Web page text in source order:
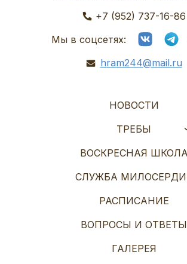
+7 (952) 737-16-86
Мы в соцсетях:
hram244@mail.ru
НОВОСТИ
ТРЕБЫ
ВОСКРЕСНАЯ ШКОЛА
СЛУЖБА
РАСПИСАНИЕ
ВОПРОСЫ И ОТВЕТЫ
ГАЛЕРЕЯ